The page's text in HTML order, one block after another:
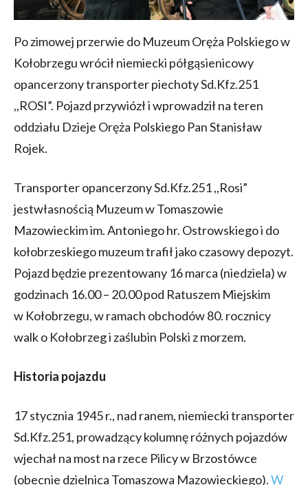
Po zimowej przerwie do Muzeum Oręża Polskiego w
Kołobrzegu wrócił niemiecki półgąsienicowy
opancerzony transporter piechoty Sd.Kfz.251
,,ROSI”. Pojazd przywiózł i wprowadził na teren
oddziału Dzieje Oręża Polskiego Pan Stanisław
Rojek.
Transporter opancerzony Sd.Kfz.251 ,,Rosi”
jestwłasnością Muzeum w Tomaszowie
Mazowieckim im. Antoniego hr. Ostrowskiego i do
kołobrzeskiego muzeum trafił jako czasowy depozyt.
Pojazd będzie prezentowany 16 marca (niedziela) w
godzinach 16.00 – 20.00 pod Ratuszem Miejskim
w Kołobrzegu, w ramach obchodów 80. rocznicy
walk o Kołobrzeg i zaślubin Polski z morzem.
Historia pojazdu
17 stycznia 1945 r., nad ranem, niemiecki transporter
Sd.Kfz.251, prowadzący kolumnę różnych pojazdów
wjechał na most na rzece Pilicy w Brzostówce
(obecnie dzielnica Tomaszowa Mazowieckiego).W